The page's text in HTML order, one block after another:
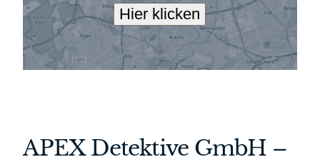
APEX Detektive GmbH –